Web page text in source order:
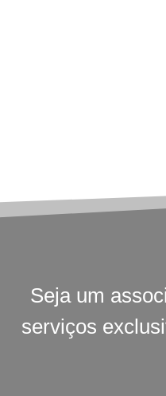
Seja um
serviços